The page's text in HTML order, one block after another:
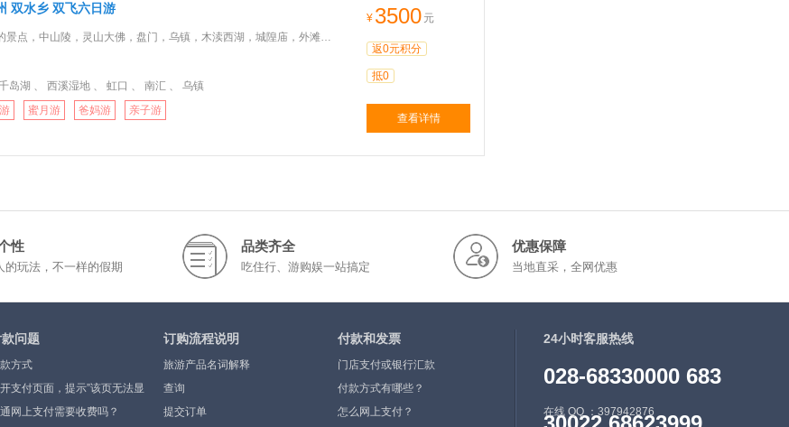
双水乡 双飞六日游
陵，灵山大佛，盘门，乌镇，木渎西湖，城隍庙，外滩每一处都是华东的精魂；赠送扬州——国家AAAAA级
岛湖 、 西溪湿地 、 虹口 、 南汇 、 乌镇
蜜月游 爸妈游 亲子游
¥ 3500 元
返0元积分
抵0
查看详情
性
的玩法，不一样的假期
品类齐全
吃住行、游购娱一站搞定
优惠保障
当地直采，全网优惠
问题
方式
支付页面，提示”该页无法显
或空白页，可能是什么原因？
网上支付需要收费吗？
订购流程说明
旅游产品名词解释
查询
提交订单
付款和发票
门店支付或银行汇款
付款方式有哪些？
怎么网上支付？
24小时客服热线
028-68330000 683
在线 QQ ：397942876